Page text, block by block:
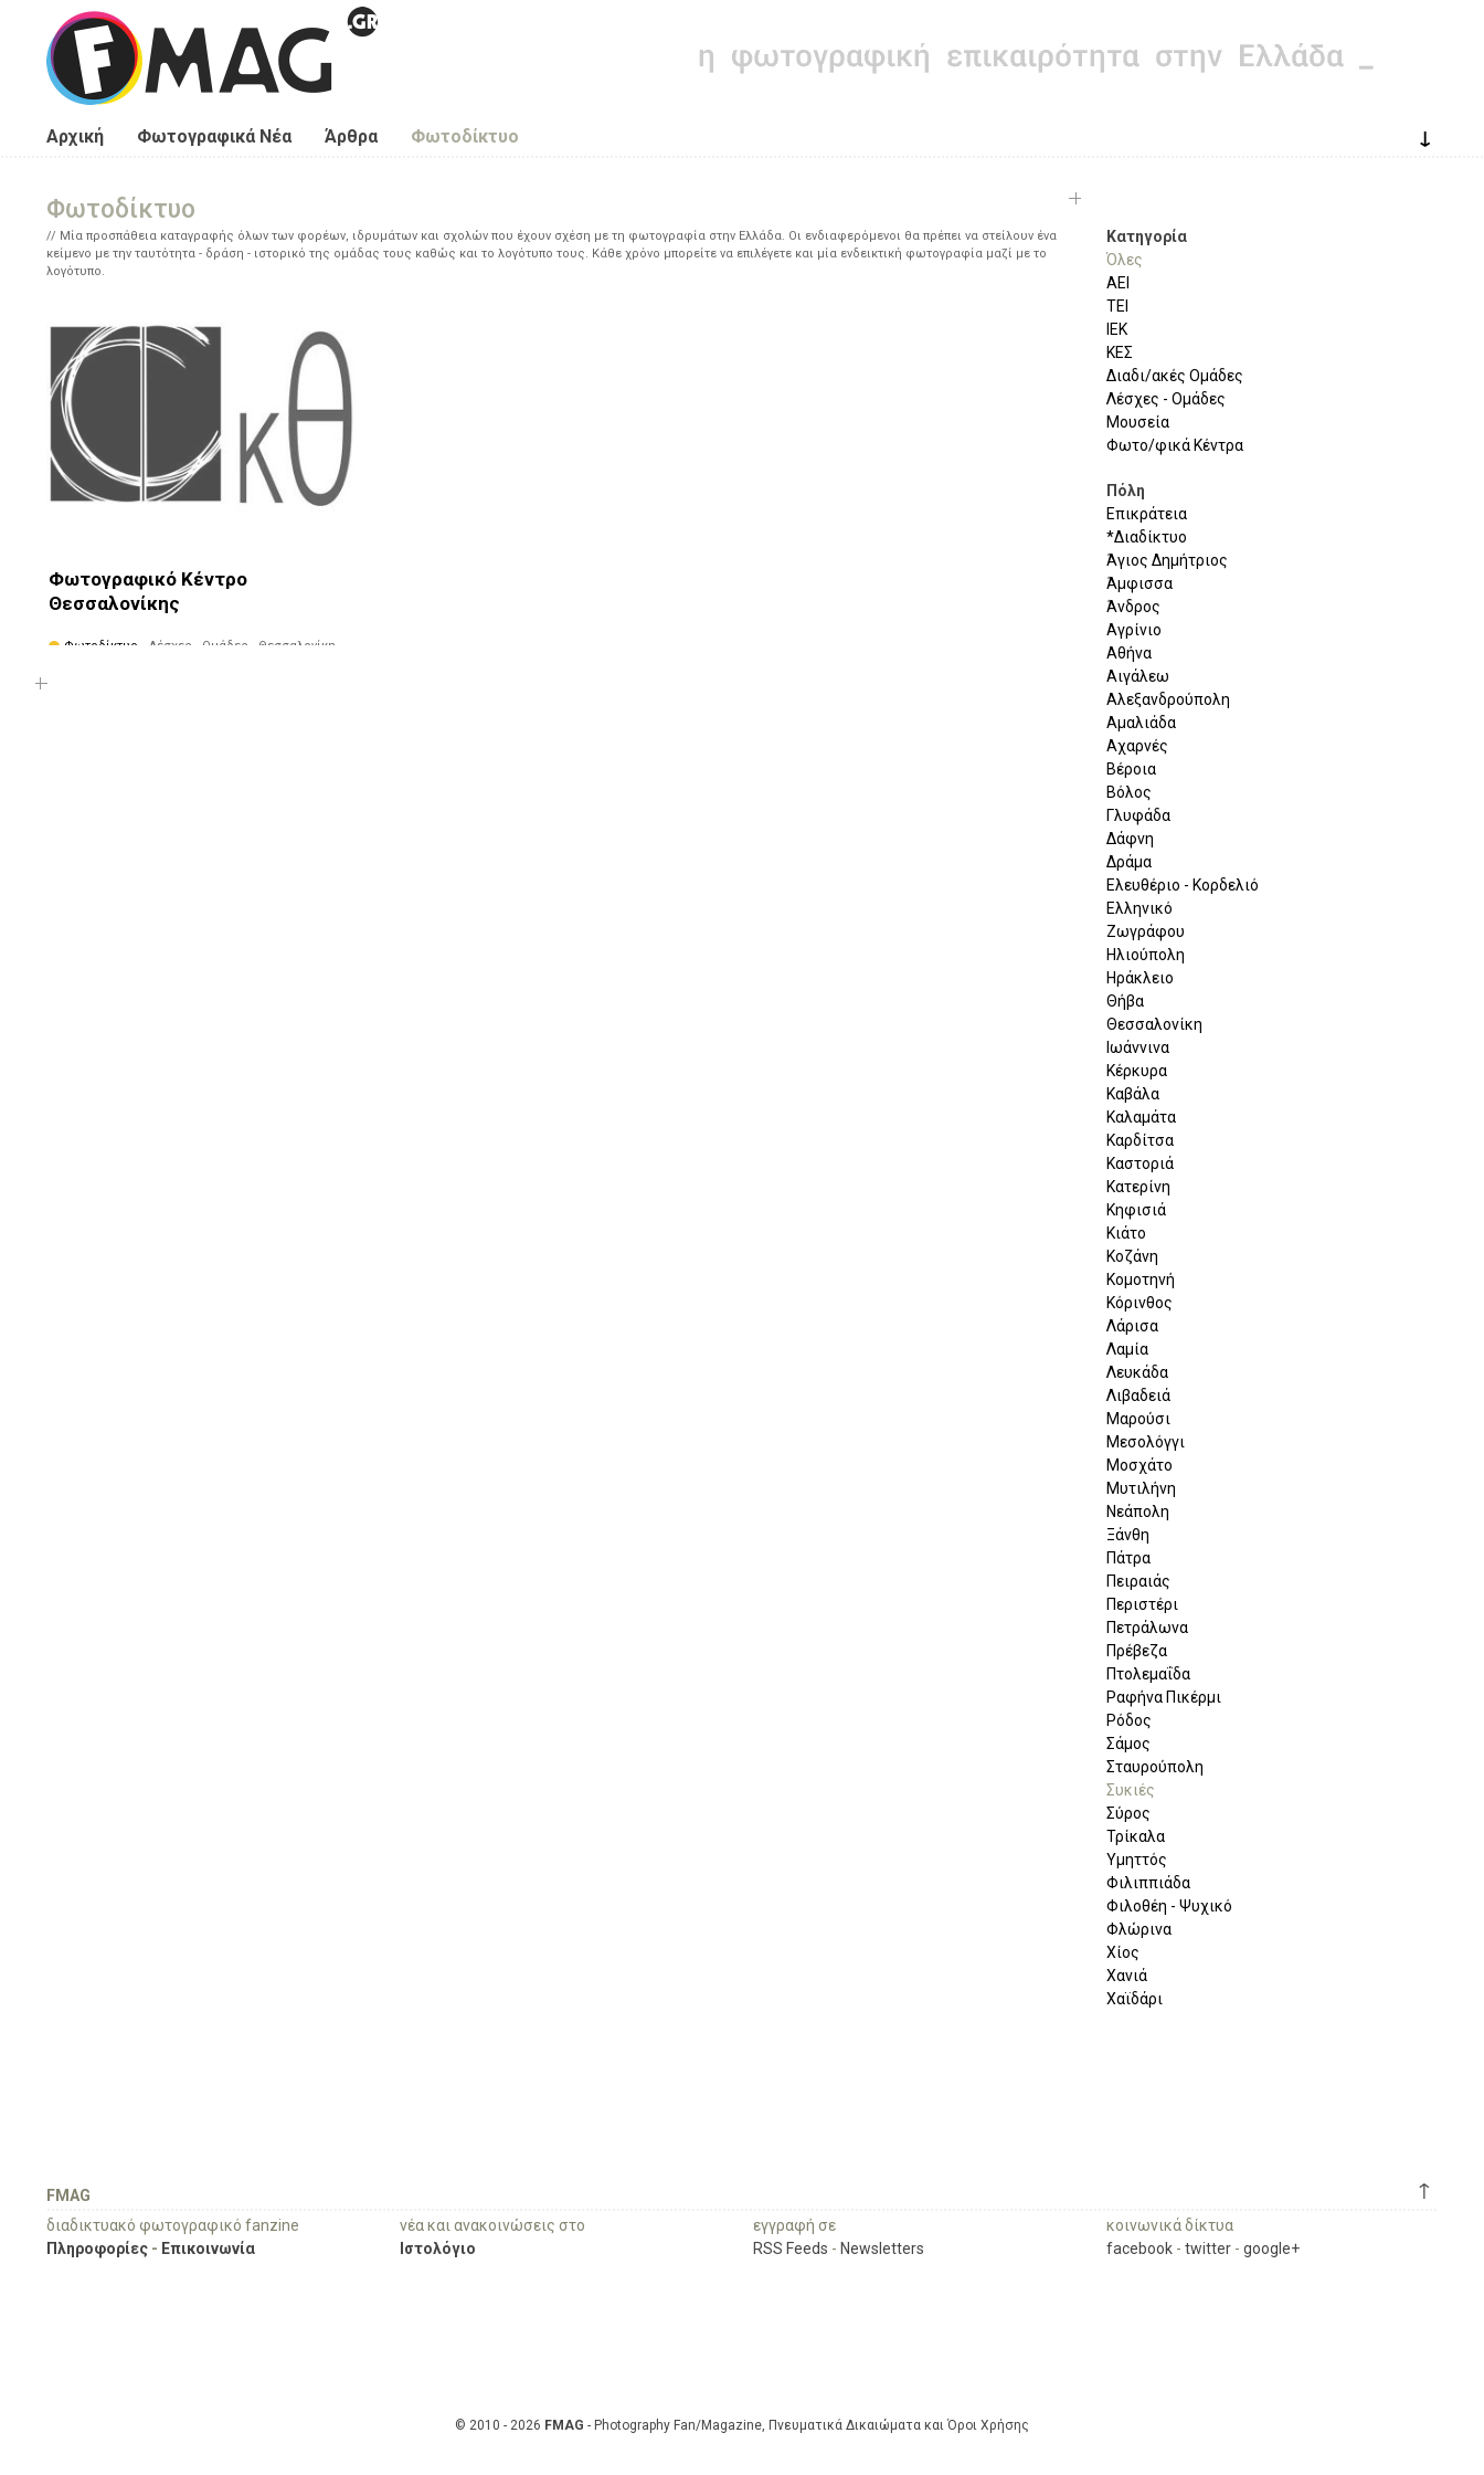
Παράκαμψη προς το κυρίως περιεχόμενο
Αρχική Φωτογραφικά Νέα Άρθρα Φωτοδίκτυο ↓
Φωτοδίκτυο
Μία προσπάθεια καταγραφής όλων των φορέων, ιδρυμάτων και σχολών που έχουν σχέση με τη φωτογραφία στην Ελλάδα. Οι ενδιαφερόμενοι θα πρέπει να στείλουν ένα
κείμενο με την ταυτότητα - δράση - ιστορικό της ομάδας τους καθώς και το λογότυπο τους. Κάθε χρόνο μπορείτε να επιλέγετε και μία ενδεικτική φωτογραφία μαζί με το
λογότυπο.
Φωτογραφικό Κέντρο
Θεσσαλονίκης
Φωτοδίκτυο
· Λέσχες - Ομάδες · Θεσσαλονίκη ·
Κατηγορία
Όλες
ΑΕΙ
ΤΕΙ
ΙΕΚ
ΚΕΣ
Διαδι/ακές Ομάδες
Λέσχες - Ομάδες
Μουσεία
Φωτο/φικά Κέντρα
Πόλη
Επικράτεια
*Διαδίκτυο
Άγιος Δημήτριος
Άμφισσα
Άνδρος
Αγρίνιο
Αθήνα
Αιγάλεω
Αλεξανδρούπολη
Αμαλιάδα
Αχαρνές
Βέροια
Βόλος
Γλυφάδα
Δάφνη
Δράμα
Ελευθέριο - Κορδελιό
Ελληνικό
Ζωγράφου
Ηλιούπολη
Ηράκλειο
Θήβα
Θεσσαλονίκη
Ιωάννινα
Κέρκυρα
Καβάλα
Καλαμάτα
Καρδίτσα
Καστοριά
Κατερίνη
Κηφισιά
Κιάτο
Κοζάνη
Κομοτηνή
Κόρινθος
Λάρισα
Λαμία
Λευκάδα
Λιβαδειά
Μαρούσι
Μεσολόγγι
Μοσχάτο
Μυτιλήνη
Νεάπολη
Ξάνθη
Πάτρα
Πειραιάς
Περιστέρι
Πετράλωνα
Πρέβεζα
Πτολεμαΐδα
Ραφήνα Πικέρμι
Ρόδος
Σάμος
Σταυρούπολη
Συκιές
Σύρος
Τρίκαλα
Υμηττός
Φιλιππιάδα
Φιλοθέη - Ψυχικό
Φλώρινα
Χίος
Χανιά
Χαϊδάρι
↑
FMAG
διαδικτυακό φωτογραφικό fanzine
Πληροφορίες - Επικοινωνία
νέα και ανακοινώσεις στο
Ιστολόγιο
εγγραφή σε
RSS Feeds - Newsletters
κοινωνικά δίκτυα
facebook - twitter - google+
© 2010 - 2026 FMAG - Photography Fan/Magazine, Πνευματικά Δικαιώματα και Όροι Χρήσης